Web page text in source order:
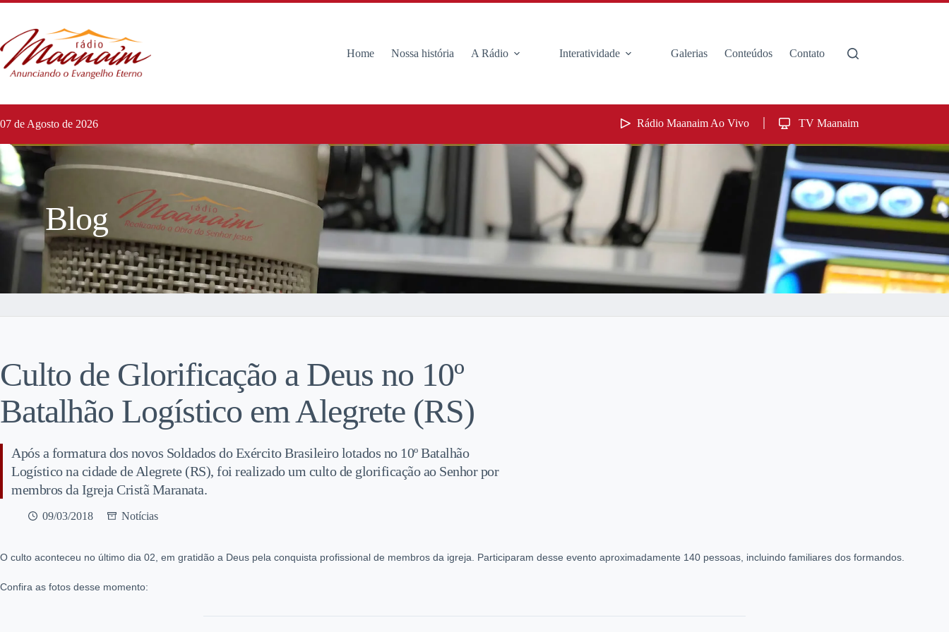
Home Nossa história A Rádio Interatividade Galerias Conteúdos Contato
07 de Agosto de 2026 Rádio Maanaim Ao Vivo TV Maanaim
Blog
Culto de Glorificação a Deus no 10º
Batalhão Logístico em Alegrete (RS)
Após a formatura dos novos Soldados do Exército Brasileiro lotados no 10º Batalhão
Logístico na cidade de Alegrete (RS), foi realizado um culto de glorificação ao Senhor por
membros da Igreja Cristã Maranata.
09/03/2018 Notícias
O culto aconteceu no último dia 02, em gratidão a Deus pela conquista profissional de membros da igreja. Participaram desse evento aproximadamente 140 pessoas, incluindo familiares dos formandos.
Confira as fotos desse momento: